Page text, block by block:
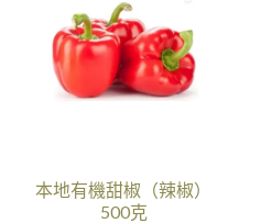
本地有機甜椒（辣椒）
500克